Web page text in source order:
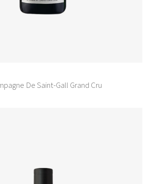
De Saint-Gall Grand Cru